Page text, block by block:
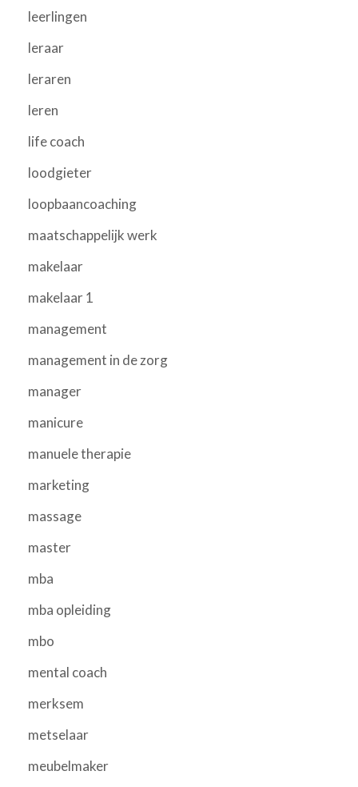
leerlingen
leraar
leraren
leren
life coach
loodgieter
loopbaancoaching
maatschappelijk werk
makelaar
makelaar 1
management
management in de zorg
manager
manicure
manuele therapie
marketing
massage
master
mba
mba opleiding
mbo
mental coach
merksem
metselaar
meubelmaker